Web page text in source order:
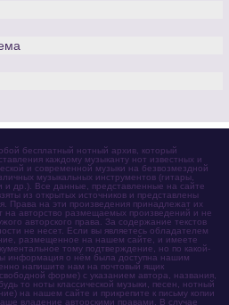
бесплатный нотный архив, который
каждому музыканту нот известных и
и современной музыки на безвозмездной
музыкальных инструментов (гитары,
и др.). Все данные, представленные на сайте
из открытых источников и представлены
Права на эти произведения принадлежат их
на авторство размещаемых произведений и не
авторского права. За содержание текстов
не несет. Если вы являетесь обладателем
размещенное на нашем сайте, и имеете
тому подтверждение, но по какой-
информация о нём была доступна нашим
напишите нам на почтовый ящик
форме) с указанием автора, названия,
то ноты классической музыки, песен, нотный
на нашем сайте и прикрепите к письму копии
владение авторскими правами. В случае